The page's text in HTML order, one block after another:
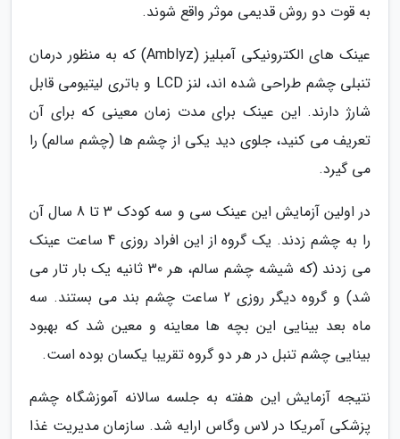
به قوت دو روش قدیمی موثر واقع شوند.
عینک های الکترونیکی آمبلیز (Amblyz) که به منظور درمان
تنبلی چشم طراحی شده اند، لنز LCD و باتری لیتیومی قابل
شارژ دارند. این عینک برای مدت زمان معینی که برای آن
تعریف می کنید، جلوی دید یکی از چشم ها (چشم سالم) را
می گیرد.
در اولین آزمایش این عینک سی و سه کودک 3 تا 8 سال آن
را به چشم زدند. یک گروه از این افراد روزی 4 ساعت عینک
می زدند (که شیشه چشم سالم، هر 30 ثانیه یک بار تار می
شد) و گروه دیگر روزی 2 ساعت چشم بند می بستند. سه
ماه بعد بینایی این بچه ها معاینه و معین شد که بهبود
بینایی چشم تنبل در هر دو گروه تقریبا یکسان بوده است.
نتیجه آزمایش این هفته به جلسه سالانه آموزشگاه چشم
پزشکی آمریکا در لاس وگاس ارایه شد. سازمان مدیریت غذا